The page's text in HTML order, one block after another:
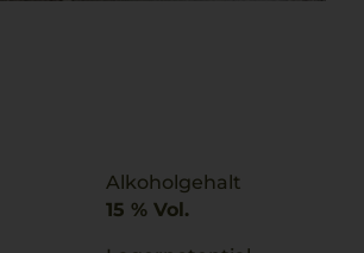
Alkoholgehalt
15 % Vol.